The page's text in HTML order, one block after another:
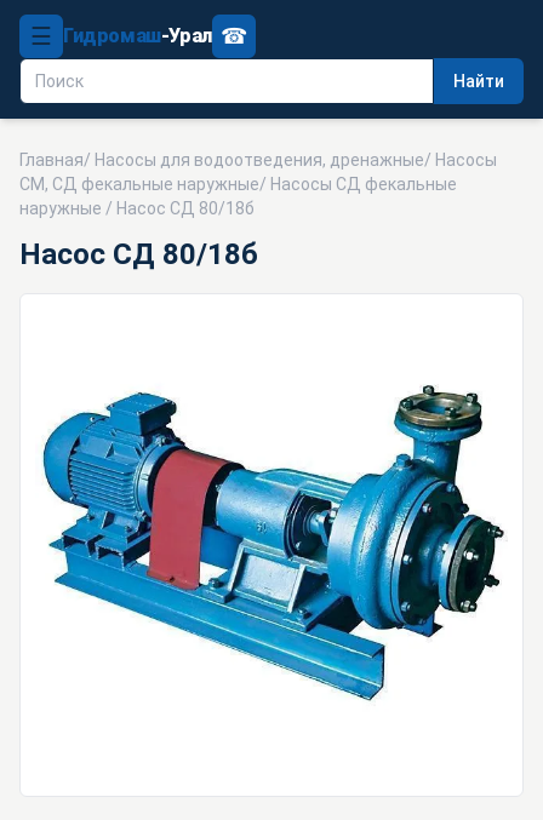
☰ Гидромаш-Урал
Найти
☎
Главная/ Насосы для водоотведения, дренажные/ Насосы
СМ, СД фекальные наружные/ Насосы СД фекальные
наружные / Насос СД 80/18б
Насос СД 80/18б